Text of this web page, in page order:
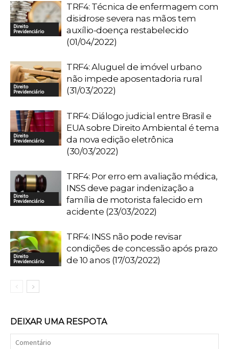
Direito
Previdenciário
TRF4: Técnica de enfermagem com
disidrose severa nas mãos tem
auxílio-doença restabelecido
(01/04/2022)
Direito
Previdenciário
TRF4: Aluguel de imóvel urbano
não impede aposentadoria rural
(31/03/2022)
Direito
Previdenciário
TRF4: Diálogo judicial entre Brasil e
EUA sobre Direito Ambiental é tema
da nova edição eletrônica
(30/03/2022)
Direito
Previdenciário
TRF4: Por erro em avaliação médica,
INSS deve pagar indenização a
família de motorista falecido em
acidente (23/03/2022)
Direito
Previdenciário
TRF4: INSS não pode revisar
condições de concessão após prazo
de 10 anos (17/03/2022)
DEIXAR UMA RESPOTA